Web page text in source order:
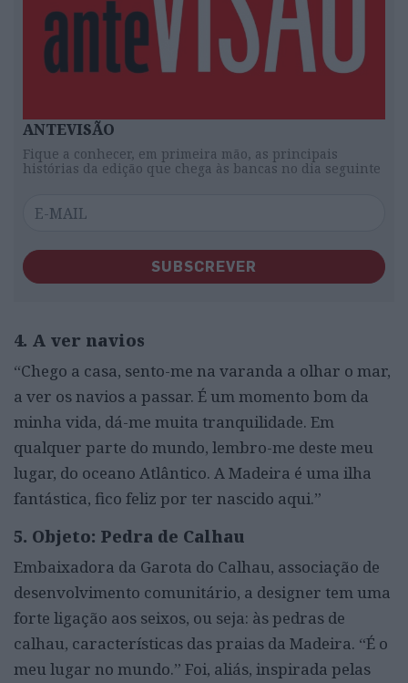
ANTEVISÃO
Fique a conhecer, em primeira mão, as principais
histórias da edição que chega às bancas no dia seguinte
SUBSCREVER
4. A ver navios
“Chego a casa, sento-me na varanda a olhar o mar,
a ver os navios a passar. É um momento bom da
minha vida, dá-me muita tranquilidade. Em
qualquer parte do mundo, lembro-me deste meu
lugar, do oceano Atlântico. A Madeira é uma ilha
fantástica, fico feliz por ter nascido aqui.”
5. Objeto: Pedra de Calhau
Embaixadora da Garota do Calhau, associação de
desenvolvimento comunitário, a designer tem uma
forte ligação aos seixos, ou seja: às pedras de
calhau, características das praias da Madeira. “É o
meu lugar no mundo.” Foi, aliás, inspirada pelas